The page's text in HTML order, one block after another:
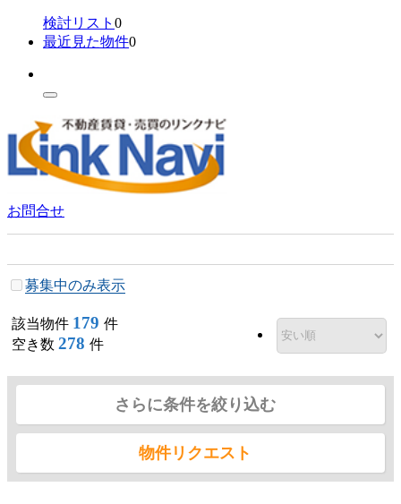
検討リスト 0
最近見た物件0
お問合せ
募集中のみ表示
該当物件 179 件
空き数 278 件
さらに条件を絞り込む
物件リクエスト